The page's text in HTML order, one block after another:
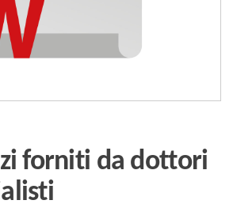
forniti da dottori